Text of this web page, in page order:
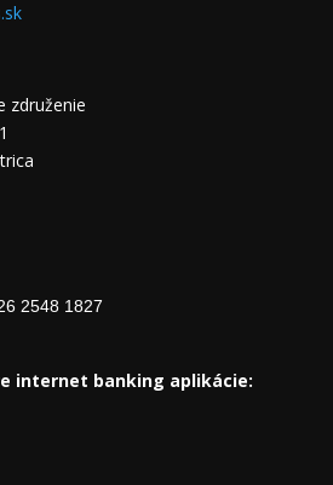
združenie
2548 1827
internet banking aplikácie: